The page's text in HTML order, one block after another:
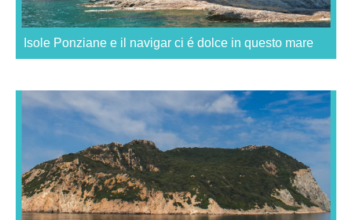
Isole Ponziane e il navigar ci é dolce in questo mare